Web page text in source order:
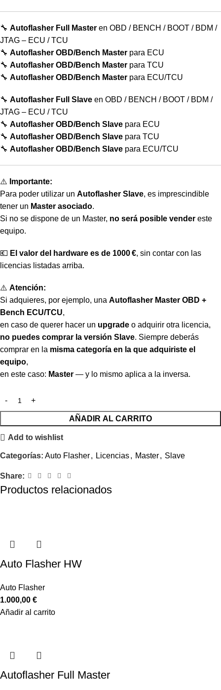
🔧 Autoflasher Full Master en OBD / BENCH / BOOT / BDM /
JTAG – ECU / TCU
🔧 Autoflasher OBD/Bench Master para ECU
🔧 Autoflasher OBD/Bench Master para TCU
🔧 Autoflasher OBD/Bench Master para ECU/TCU
🔧 Autoflasher Full Slave en OBD / BENCH / BOOT / BDM /
JTAG – ECU / TCU
🔧 Autoflasher OBD/Bench Slave para ECU
🔧 Autoflasher OBD/Bench Slave para TCU
🔧 Autoflasher OBD/Bench Slave para ECU/TCU
⚠️ Importante:
Para poder utilizar un Autoflasher Slave, es imprescindible
tener un Master asociado.
Si no se dispone de un Master, no será posible vender este
equipo.
💶 El valor del hardware es de 1000 €, sin contar con las
licencias listadas arriba.
⚠️ Atención:
Si adquieres, por ejemplo, una Autoflasher Master OBD +
Bench ECU/TCU,
en caso de querer hacer un upgrade o adquirir otra licencia,
no puedes comprar la versión Slave. Siempre deberás
comprar en la misma categoría en la que adquiriste el
equipo,
en este caso: Master — y lo mismo aplica a la inversa.
AÑADIR AL CARRITO
Add to wishlist
Categorías: Auto Flasher, Licencias, Master, Slave
Share:
Productos relacionados
Auto Flasher HW
Auto Flasher
1.000,00 €
Añadir al carrito
Autoflasher Full Master